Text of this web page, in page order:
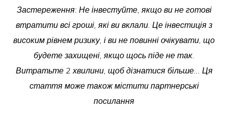
Застереження: Не інвестуйте, якщо ви не готові
втратити всі гроші, які ви вклали. Це інвестиція з
високим рівнем ризику, і ви не повинні очікувати, що
будете захищені, якщо щось піде не так.
Витратьте 2 хвилини, щоб дізнатися більше... Ця
стаття може також містити партнерські
посилання